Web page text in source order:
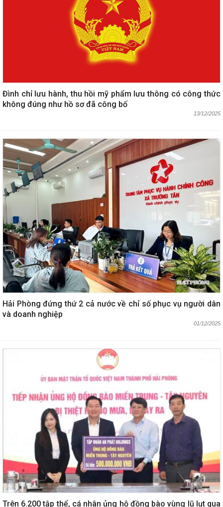
Đình chỉ lưu hành, thu hồi mỹ phẩm lưu thông có công thức
không đúng như hồ sơ đã công bố
13/12/2025
Hải Phòng đứng thứ 2 cả nước về chỉ số phục vụ người dân
và doanh nghiệp
01/12/2025
Trên 6.200 tập thể, cá nhân ủng hộ đồng bào vùng lũ lụt qua